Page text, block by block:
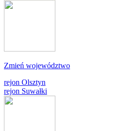
Zmień województwo
rejon Olsztyn
rejon Suwałki